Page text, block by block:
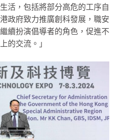
活，包括將部分高危的工序自
政府致力推廣創科發展，職安
續扮演倡導者的角色，促進不
的交流。」